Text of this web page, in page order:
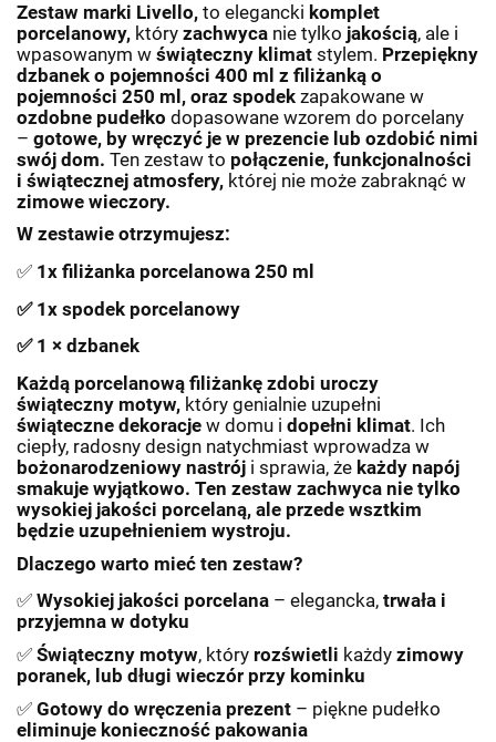
Zestaw marki Livello, to elegancki komplet
porcelanowy, który zachwyca nie tylko jakością, ale i
wpasowanym w świąteczny klimat stylem. Przepiękny
dzbanek o pojemności 400 ml z filiżanką o
pojemności 250 ml, oraz spodek zapakowane w
ozdobne pudełko dopasowane wzorem do porcelany
– gotowe, by wręczyć je w prezencie lub ozdobić nimi
swój dom. Ten zestaw to połączenie, funkcjonalności
i świątecznej atmosfery, której nie może zabraknąć w
zimowe wieczory.
W zestawie otrzymujesz:
✅ 1x filiżanka porcelanowa 250 ml
✅1x spodek porcelanowy
✅1 × dzbanek
Każdą porcelanową filiżankę zdobi uroczy
świąteczny motyw, który genialnie uzupełni
świąteczne dekoracje w domu i dopełni klimat. Ich
ciepły, radosny design natychmiast wprowadza w
bożonarodzeniowy nastrój i sprawia, że każdy napój
smakuje wyjątkowo. Ten zestaw zachwyca nie tylko
wysokiej jakości porcelaną, ale przede wsztkim
będzie uzupełnieniem wystroju.
Dlaczego warto mieć ten zestaw?
✅ Wysokiej jakości porcelana – elegancka, trwała i
przyjemna w dotyku
✅ Świąteczny motyw, który rozświetli każdy zimowy
poranek, lub długi wieczór przy kominku
✅ Gotowy do wręczenia prezent – piękne pudełko
eliminuje konieczność pakowania